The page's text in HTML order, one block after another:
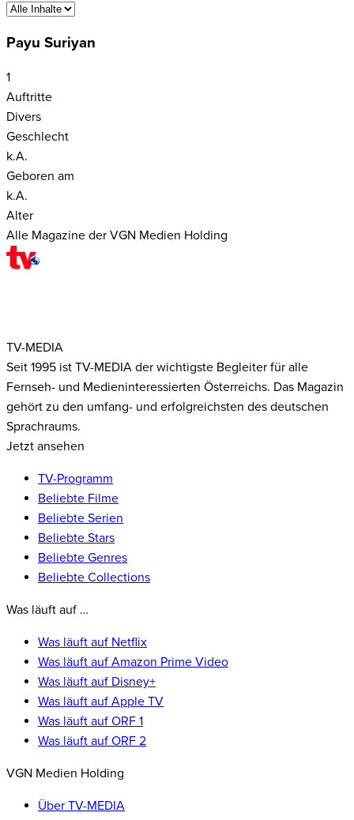
Payu Suriyan
1
Auftritte
Divers
Geschlecht
k.A.
Geboren am
k.A.
Alter
Alle Magazine der VGN Medien Holding
TV-MEDIA
Seit 1995 ist TV-MEDIA der wichtigste Begleiter für alle
Fernseh- und Medieninteressierten Österreichs. Das Magazin
gehört zu den umfang- und erfolgreichsten des deutschen
Sprachraums.
Jetzt ansehen
TV-Programm
Beliebte Filme
Beliebte Serien
Beliebte Stars
Beliebte Genres
Beliebte Collections
Was läuft auf …
Was läuft auf Netflix
Was läuft auf Amazon Prime Video
Was läuft auf Disney+
Was läuft auf Apple TV
Was läuft auf ORF 1
Was läuft auf ORF 2
VGN Medien Holding
Über TV-MEDIA